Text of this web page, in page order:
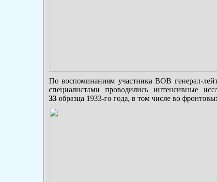
По воспоминаниям участника ВОВ генерал-
специалистами проводились интенсивные
33 образца 1933-го года, в том числе во